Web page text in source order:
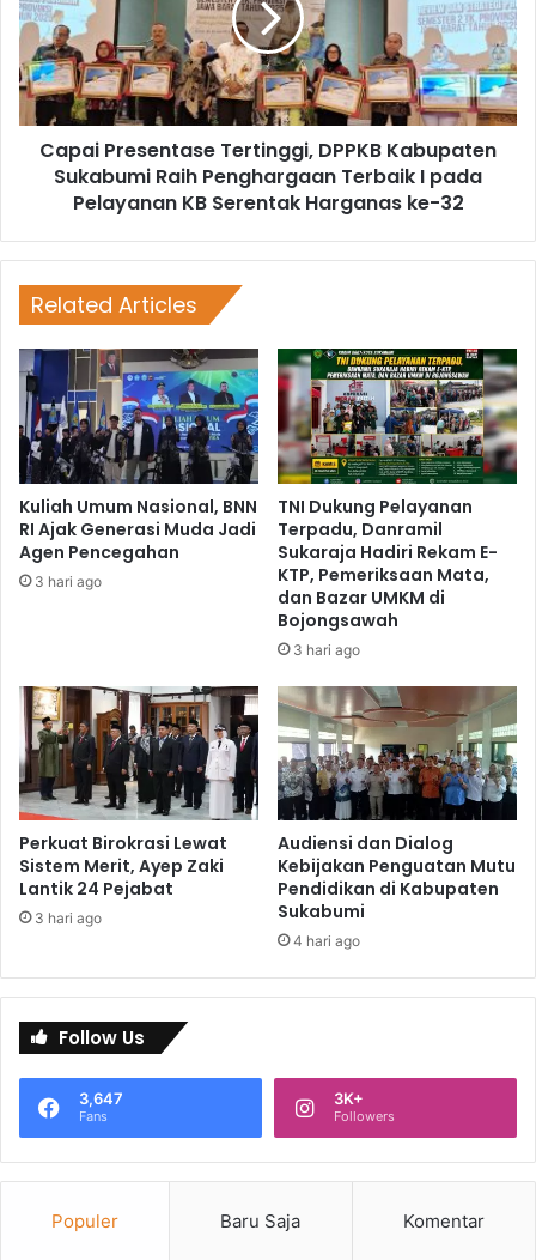
Capai Presentase Tertinggi, DPPKB Kabupaten
Sukabumi Raih Penghargaan Terbaik I pada
Pelayanan KB Serentak Harganas ke-32
Related Articles
Kuliah Umum Nasional, BNN
RI Ajak Generasi Muda Jadi
Agen Pencegahan
3 hari ago
TNI Dukung Pelayanan
Terpadu, Danramil
Sukaraja Hadiri Rekam E-
KTP, Pemeriksaan Mata,
dan Bazar UMKM di
Bojongsawah
3 hari ago
Perkuat Birokrasi Lewat
Sistem Merit, Ayep Zaki
Lantik 24 Pejabat
3 hari ago
Audiensi dan Dialog
Kebijakan Penguatan Mutu
Pendidikan di Kabupaten
Sukabumi
4 hari ago
Follow Us
3,647
Fans
3K+
Followers
Populer Baru Saja Komentar